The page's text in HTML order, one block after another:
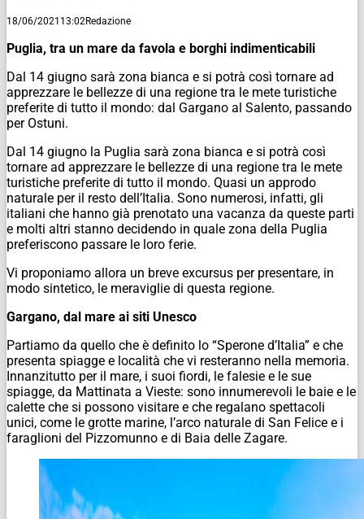
18/06/2021 13:02Redazione
Puglia, tra un mare da favola e borghi indimenticabili
Dal 14 giugno sarà zona bianca e si potrà così tornare ad
apprezzare le bellezze di una regione tra le mete turistiche
preferite di tutto il mondo: dal Gargano al Salento, passando
per Ostuni.
Dal 14 giugno la Puglia sarà zona bianca e si potrà così
tornare ad apprezzare le bellezze di una regione tra le mete
turistiche preferite di tutto il mondo. Quasi un approdo
naturale per il resto dell’Italia. Sono numerosi, infatti, gli
italiani che hanno già prenotato una vacanza da queste parti
e molti altri stanno decidendo in quale zona della Puglia
preferiscono passare le loro ferie.
Vi proponiamo allora un breve excursus per presentare, in
modo sintetico, le meraviglie di questa regione.
Gargano, dal mare ai siti Unesco
Partiamo da quello che è definito lo “Sperone d’Italia” e che
presenta spiagge e località che vi resteranno nella memoria.
Innanzitutto per il mare, i suoi fiordi, le falesie e le sue
spiagge, da Mattinata a Vieste: sono innumerevoli le baie e le
calette che si possono visitare e che regalano spettacoli
unici, come le grotte marine, l’arco naturale di San Felice e i
faraglioni del Pizzomunno e di Baia delle Zagare.